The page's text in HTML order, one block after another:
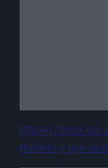
[GUÍA] Todos los
Raiders y qué